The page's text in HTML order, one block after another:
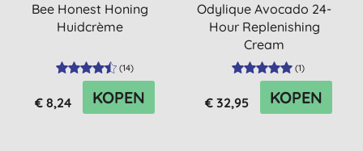
Bee Honest Honing
Huidcrème
(14)
€ 8,24 KOPEN
Odylique Avocado 24-
Hour Replenishing
Cream
(1)
€ 32,95 KOPEN